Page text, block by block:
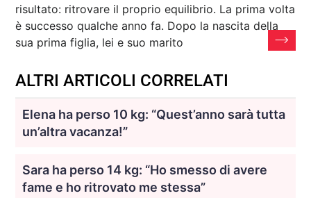
risultato: ritrovare il proprio equilibrio. La prima volta
è successo qualche anno fa. Dopo la nascita della
sua prima figlia, lei e suo marito
ALTRI ARTICOLI CORRELATI
Elena ha perso 10 kg: “Quest’anno sarà tutta
un’altra vacanza!”
Sara ha perso 14 kg: “Ho smesso di avere
fame e ho ritrovato me stessa”